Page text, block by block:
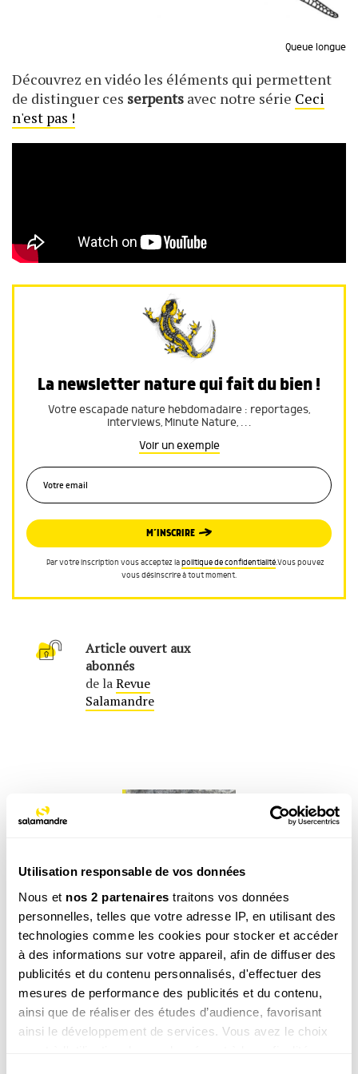
Utilisation responsable de vos données
Nous et nos 2 partenaires traitons vos données
personnelles, telles que votre adresse IP, en utilisant des
technologies comme les cookies pour stocker et accéder
à des informations sur votre appareil, afin de diffuser des
publicités et du contenu personnalisés, d'effectuer des
mesures de performance des publicités et du contenu,
ainsi que de réaliser des études d’audience, favorisant
ainsi le développement de services. Vous avez le choix
Queue longue
Découvrez en vidéo les éléments qui permettent
de distinguer ces serpents avec notre série Ceci
n'est pas !
La newsletter nature qui fait du bien !
Votre escapade nature hebdomadaire : reportages,
interviews, Minute Nature, …
Voir un exemple
M’INSCRIRE
Par votre inscription vous acceptez lapolitique de confidentialité.Vous pouvez
vous désinscrire à tout moment.
Article ouvert aux
abonnés
de laRevue
Salamandre
Cet article est extrait de la Revue Salamandre
n° 252 Juin - Jullet 2019 , article initialement paru sous le titre
"L’habit ne fait pas l’aspic"